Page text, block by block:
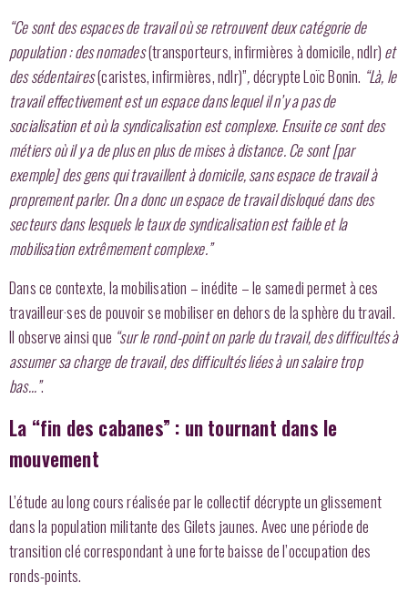
“Ce sont des espaces de travail où se retrouvent deux catégorie de
population : des nomades(transporteurs, infirmières à domicile, ndlr) et
des sédentaires(caristes, infirmières, ndlr)”,décrypte Loïc Bonin. “Là, le
travail effectivement est un espace dans lequel il n’y a pas de
socialisation et où la syndicalisation est complexe. Ensuite ce sont des
métiers où il y a de plus en plus de mises à distance. Ce sont [par
exemple] des gens qui travaillent à domicile, sans espace de travail à
proprement parler. On a donc un espace de travail disloqué dans des
secteurs dans lesquels le taux de syndicalisation est faible et la
mobilisation extrêmement complexe.”
Dans ce contexte, la mobilisation – inédite – le samedi permet à ces
travailleur·ses de pouvoir se mobiliser en dehors de la sphère du travail.
Il observe ainsi que “sur le rond-point on parle du travail, des difficultés à
assumer sa charge de travail, des difficultés liées à un salaire trop
bas…”.
La “fin des cabanes” : un tournant dans le
mouvement
L’étude au long cours réalisée par le collectif décrypte un glissement
dans la population militante des Gilets jaunes. Avec une période de
transition clé correspondant à une forte baisse de l’occupation des
ronds-points.